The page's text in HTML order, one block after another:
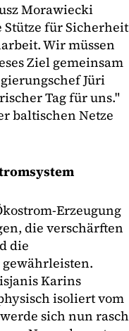
Morawiecki
Stütze für Sicherheit
Wir müssen
Ziel gemeinsam
Jüri
Tag für uns."
baltischen Netze
Erzeugung
die verschärften
die
Karins
isoliert vom
sich nun rasch